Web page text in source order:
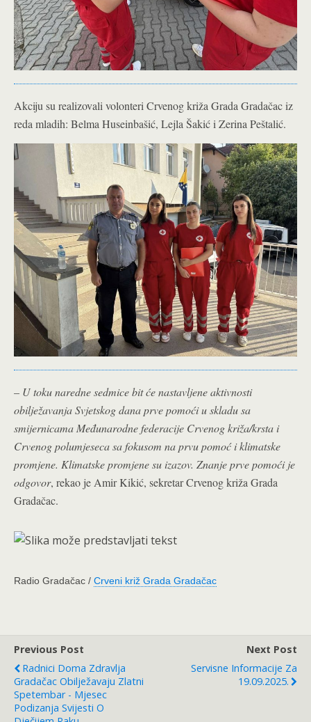
Akciju su realizovali volonteri Crvenog križa Grada Gradačac iz
reda mladih: Belma Huseinbašić, Lejla Šakić i Zerina Peštalić.
– U toku naredne sedmice bit će nastavljene aktivnosti
obilježavanja Svjetskog dana prve pomoći u skladu sa
smijernicama Međunarodne federacije Crvenog križa/krsta i
Crvenog polumjeseca sa fokusom na prvu pomoć i klimatske
promjene. Klimatske promjene su izazov. Znanje prve pomoći je
odgovor, rekao je Amir Kikić, sekretar Crvenog križa Grada
Gradačac.
Radio Gradačac / Crveni križ Grada Gradačac
Previous Post
Radnici Doma Zdravlja
Gradačac Obilježavaju Zlatni
Spetembar - Mjesec
Podizanja Svijesti O
Next Post
Servisne Informacije Za
19.09.2025.